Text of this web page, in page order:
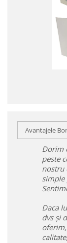
Avantajele
Dorim
peste
nostru
simple
Daca
dvs și